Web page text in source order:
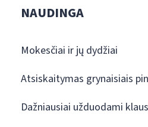
NAUDINGA
Mokesčiai ir jų dydžiai
Atsiskaitymas grynaisiais
Dažniausiai užduodami